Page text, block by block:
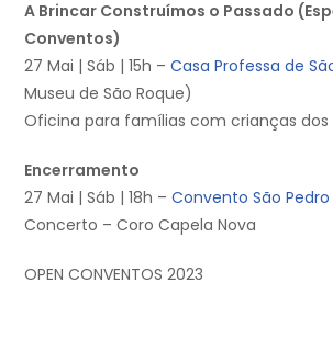
A Brincar Construímos o Passado
Conventos)
27 Mai | Sáb | 15h – Casa Professa de
Museu de São Roque)
Oficina para famílias com crianças dos
Encerramento
27 Mai | Sáb | 18h – Convento São
Concerto – Coro Capela Nova
OPEN CONVENTOS 2023